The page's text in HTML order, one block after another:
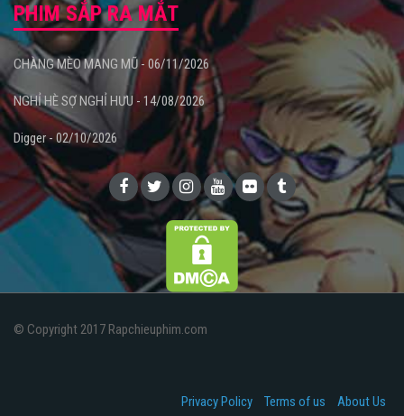
PHIM SẮP RA MẮT
CHÀNG MÈO MANG MŨ - 06/11/2026
NGHỈ HÈ SỢ NGHỈ HƯU - 14/08/2026
Digger - 02/10/2026
© Copyright 2017 Rapchieuphim.com
Privacy Policy Terms of us About Us